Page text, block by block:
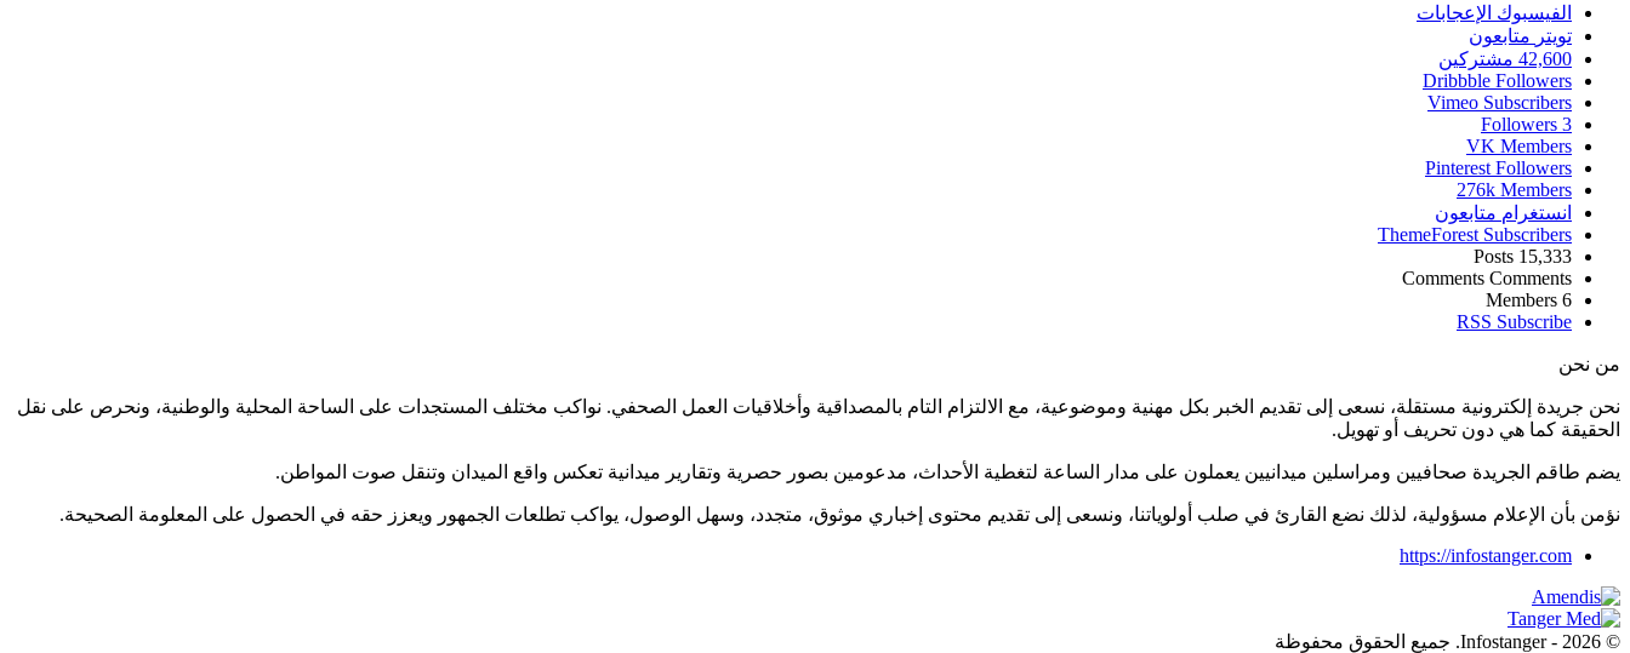
الفيسبوك الإعجابات
تويتر متابعون
42,600 مشتركين
Dribbble Followers
Vimeo Subscribers
3
Followers
VK Members
Pinterest Followers
276k Members
انستغرام متابعون
ThemeForest Subscribers
15,333
Posts
Comments Comments
6
Members
RSS Subscribe
من نحن
نحن جريدة إلكترونية مستقلة، نسعى إلى تقديم الخبر بكل مهنية وموضوعية، مع الالتزام التام بالمصداقية وأخلاقيات العمل الصحفي. نواكب مختلف المستجدات على الساحة المحلية والوطنية، ونحرص على نقل
الحقيقة كما هي دون تحريف أو تهويل.
يضم طاقم الجريدة صحافيين ومراسلين ميدانيين يعملون على مدار الساعة لتغطية الأحداث، مدعومين بصور حصرية وتقارير ميدانية تعكس واقع الميدان وتنقل صوت المواطن.
نؤمن بأن الإعلام مسؤولية، لذلك نضع القارئ في صلب أولوياتنا، ونسعى إلى تقديم محتوى إخباري موثوق، متجدد، وسهل الوصول، يواكب تطلعات الجمهور ويعزز حقه في الحصول على المعلومة الصحيحة.
https://infostanger.com
© 2026 - Infostanger. جميع الحقوق محفوظة